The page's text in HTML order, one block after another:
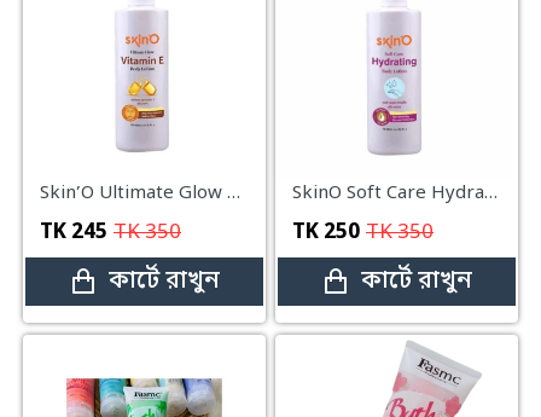
Skin’O Ultimate Glow Vitamin E Body Lotion 200ml
TK 245 TK350
কার্টে রাখুন
SkinO Soft Care Hydrating Body Lotion
TK 250 TK350
কার্টে রাখুন